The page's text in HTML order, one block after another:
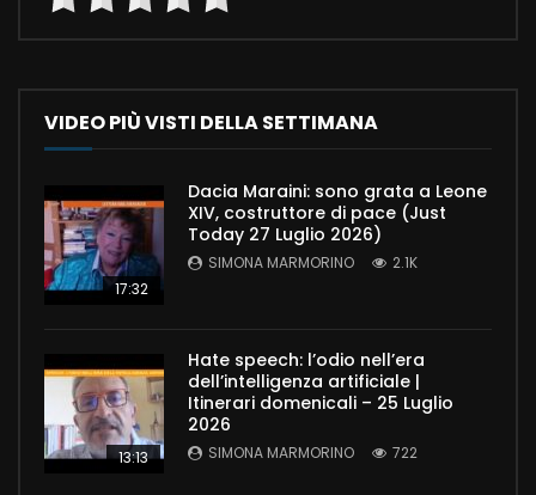
VIDEO PIÙ VISTI DELLA SETTIMANA
17:32
Dacia Maraini: sono grata a Leone
XIV, costruttore di pace (Just
Today 27 Luglio 2026)
SIMONA MARMORINO 2.1K
13:13
Hate speech: l’odio nell’era
dell’intelligenza artificiale |
Itinerari domenicali – 25 Luglio
2026
SIMONA MARMORINO 722